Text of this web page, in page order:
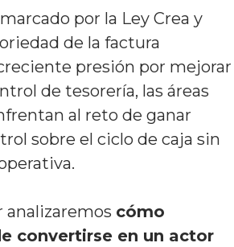
por la Ley Crea y
de la factura
presión por mejorar
de tesorería, las áreas
al reto de ganar
sobre el ciclo de caja sin
analizaremos cómo
convertirse en un actor